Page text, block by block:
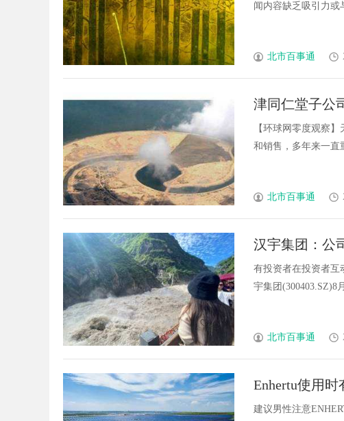
闻内容缺乏吸引力或
北市百事通
津同仁堂子公
干“黄”了狗不
【环球网零度观察
和销售，多年来一直
北市百事通
汉宇集团：公
有投资者在投资者互
宇集团(300403.SZ)8
北市百事通
Enhertu使用时
建议男性注意